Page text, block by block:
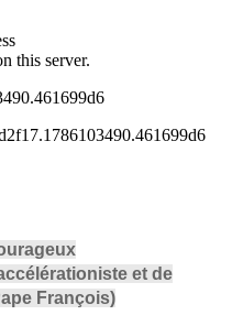
et de
François)